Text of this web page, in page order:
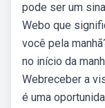
pode ser um
Webo que
você pela
no início da
Webreceber a
é uma